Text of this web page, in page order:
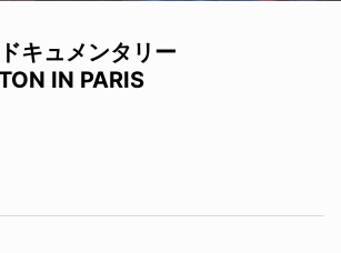
キュメンタリー
IN PARIS